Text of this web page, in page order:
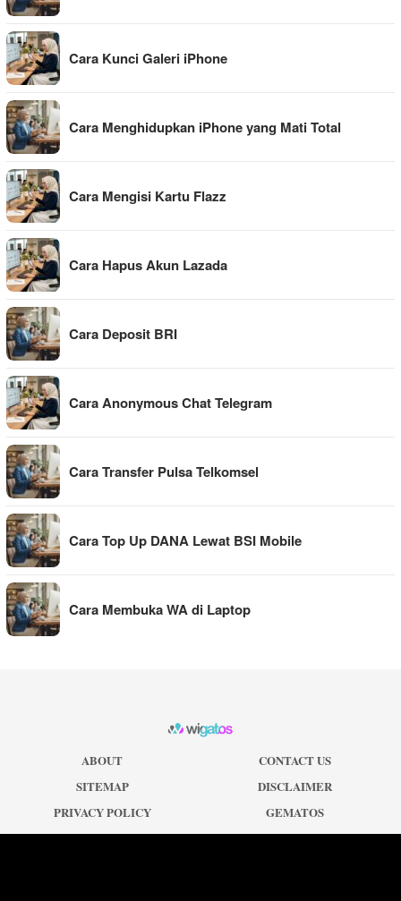
Cara Kunci Galeri iPhone
Cara Menghidupkan iPhone yang Mati Total
Cara Mengisi Kartu Flazz
Cara Hapus Akun Lazada
Cara Deposit BRI
Cara Anonymous Chat Telegram
Cara Transfer Pulsa Telkomsel
Cara Top Up DANA Lewat BSI Mobile
Cara Membuka WA di Laptop
ABOUT
CONTACT US
SITEMAP
DISCLAIMER
PRIVACY POLICY
GEMATOS